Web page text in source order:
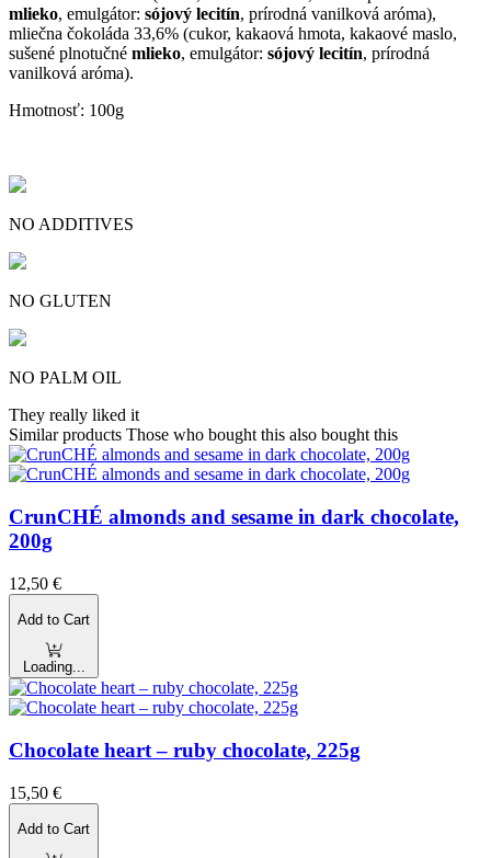
mlieko, emulgátor: sójový lecitín, prírodná vanilková aróma),
mliečna čokoláda 33,6% (cukor, kakaová hmota, kakaové maslo,
sušené plnotučné mlieko, emulgátor: sójový lecitín, prírodná
vanilková aróma).
Hmotnosť: 100g
NO ADDITIVES
NO GLUTEN
NO PALM OIL
They really liked it
Similar products Those who bought this also bought this
CrunCHÉ almonds and sesame in dark chocolate,
200g
12,50 €
Add to Cart
Loading...
Chocolate heart – ruby chocolate, 225g
15,50 €
Add to Cart